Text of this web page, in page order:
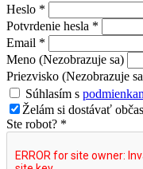
Heslo *
Potvrdenie hesla *
Email *
Meno (Nezobrazuje sa)
Priezvisko (Nezobrazuje
Súhlasím s
Želám si dostávať
Ste robot? *